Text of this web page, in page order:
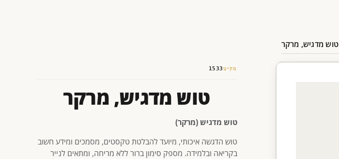
טוש מדגיש, מרקר
מק״ט1533
טוש מדגיש, מרקר
טוש מדגיש (מרקר)
טוש הדגשה איכותי, מיועד להבלטת טקסטים, מסמכים ומידע חשוב
בקריאה ובלמידה. מספק סימון ברור ללא מריחה, ומתאים לנייר